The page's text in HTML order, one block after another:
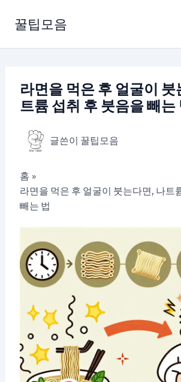
로
꿀팁모음
라면을 먹은 후 얼굴이 붓
트륨 섭취 후 붓음을 빼는
글쓴이 꿀팁모음
홈
라면을 먹은 후 얼굴이 붓는다면, 나트
빼는 법